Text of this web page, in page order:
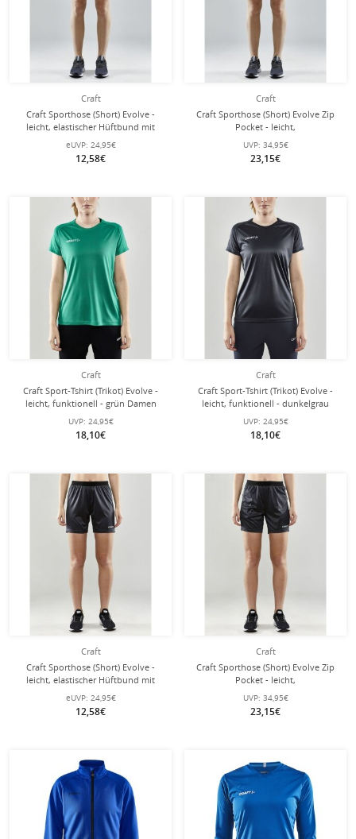
Craft
Craft Sporthose (Short) Evolve -
leicht, elastischer Hüftbund mit
Kordelzug, ohne Seitentaschen -
schwarz Damen
eUVP: 24,95€
12,58€
Craft
Craft Sporthose (Short) Evolve Zip
Pocket - leicht,
Reissverschlusstaschen - schwarz
Damen
UVP: 34,95€
23,15€
Craft
Craft Sport-Tshirt (Trikot) Evolve -
leicht, funktionell - grün Damen
UVP: 24,95€
18,10€
Craft
Craft Sport-Tshirt (Trikot) Evolve -
leicht, funktionell - dunkelgrau
Damen
UVP: 24,95€
18,10€
Craft
Craft Sporthose (Short) Evolve -
leicht, elastischer Hüftbund mit
Kordelzug, ohne Seitentaschen -
dunkelgrau Damen
eUVP: 24,95€
12,58€
Craft
Craft Sporthose (Short) Evolve Zip
Pocket - leicht,
Reissverschlusstaschen - dunkelgrau
Damen
UVP: 34,95€
23,15€